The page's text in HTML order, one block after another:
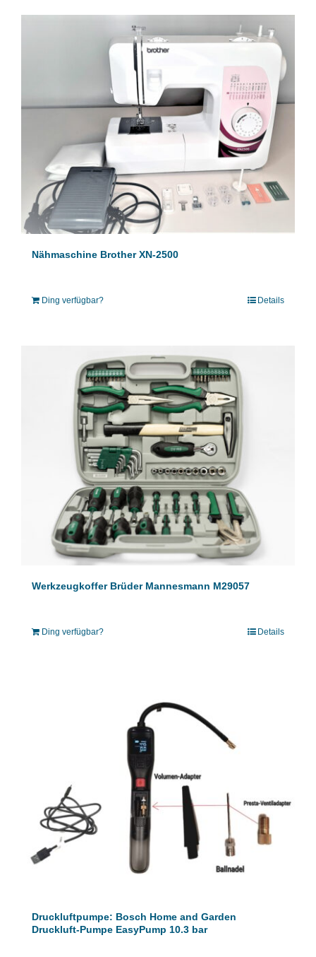
Nähmaschine Brother XN-2500
Ding verfügbar? Details
Werkzeugkoffer Brüder Mannesmann M29057
Ding verfügbar? Details
Druckluftpumpe: Bosch Home and Garden
Druckluft-Pumpe EasyPump 10.3 bar